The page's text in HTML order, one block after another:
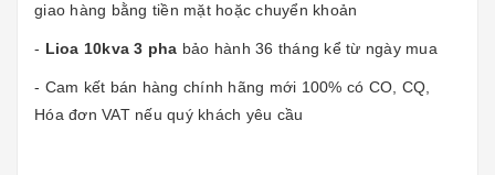
giao hàng bằng tiền mặt hoặc chuyển khoản
- Lioa 10kva 3 pha bảo hành 36 tháng kể từ ngày mua
- Cam kết bán hàng chính hãng mới 100% có CO, CQ,
Hóa đơn VAT nếu quý khách yêu cầu